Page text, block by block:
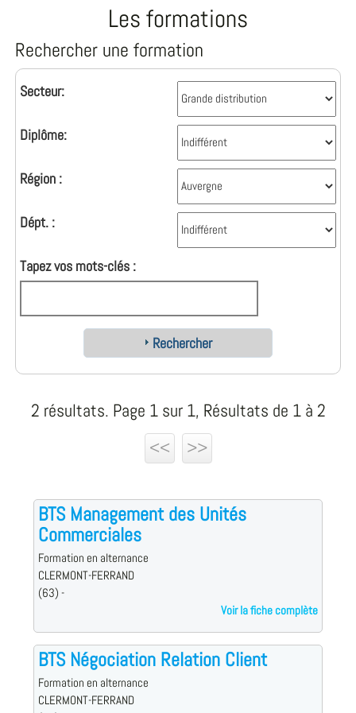
Les formations
Rechercher une formation
Secteur:
Diplôme:
Région :
Dépt. :
Tapez vos mots-clés :
Rechercher
2 résultats. Page 1 sur 1, Résultats de 1 à 2
<<
>>
BTS Management des Unités
Commerciales
Formation en alternance
CLERMONT-FERRAND
(63) -
Voir la fiche complète
BTS Négociation Relation Client
Formation en alternance
CLERMONT-FERRAND